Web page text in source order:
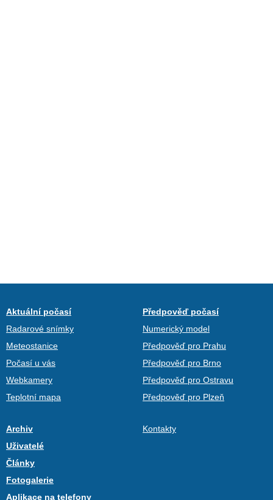
Aktuální počasí
Radarové snímky
Meteostanice
Počasí u vás
Webkamery
Teplotní mapa
Předpověď počasí
Numerický model
Předpověď pro Prahu
Předpověď pro Brno
Předpověď pro Ostravu
Předpověď pro Plzeň
Archiv
Uživatelé
Články
Fotogalerie
Aplikace na telefony
Kontakty